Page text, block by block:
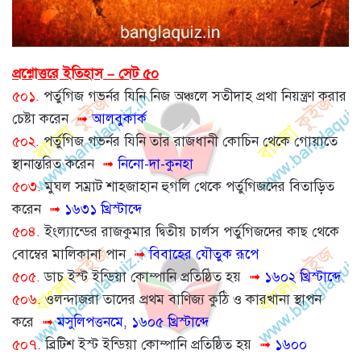
প্রশ্নোত্তরে ইতিহাস – সেট ৫০
৫০১. পর্তুগিজ গভর্নর যিনি নিজ অঞ্চলে সতীদাহ প্রথা নিয়ন্ত্রণ করার
চেষ্টা করেন➟আলবুকার্ক
৫০২.পর্তুগিজ গভর্নর যিনি তাঁর রাজধানী কোচিন থেকে গোয়াতে
স্থানান্তরিত করেন ➟নিনো-দা-কুনহা
৫০৩.মুঘল সম্রাট শাহজাহান হুগলি থেকে পর্তুগিজদের বিতাড়িত
করেন ➟ ১৬৩১ খ্রিস্টাব্দে
৫০৪. ইংল্যান্ডের রাজকুমার দ্বিতীয় চার্লস পর্তুগিজদের কাছ থেকে
বোম্বের মালিকানা পান➟বিবাহের যৌতুক রূপে
৫০৫.ডাচ ইস্ট ইন্ডিয়া কোম্পানি প্রতিষ্ঠিত হয় ➟ ১৬০২ খ্রিস্টাব্দে
৫০৬.ওলন্দাজরা তাদের প্রথম বাণিজ্য কুঠি ও কারখানা স্থাপন
করে ➟মসুলিপত্তনমে, ১৬০৫ খ্রিস্টাব্দে
৫০৭.ব্রিটিশ ইস্ট ইন্ডিয়া কোম্পানি প্রতিষ্ঠিত হয় ➟১৬০০